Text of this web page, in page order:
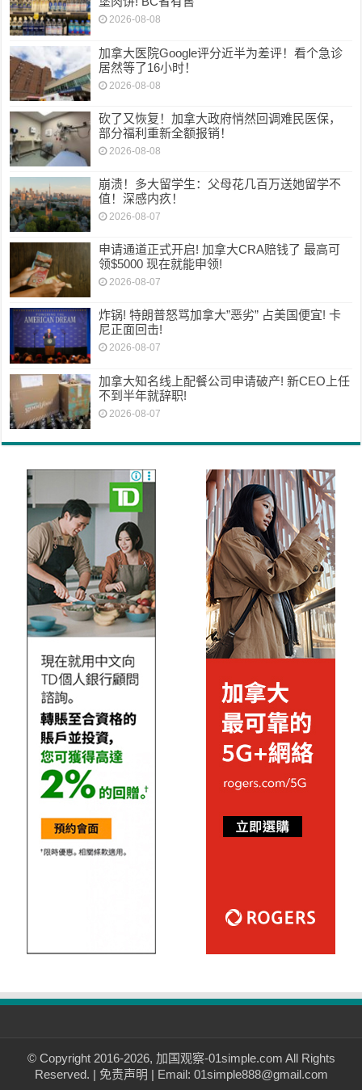
2026-08-08
加拿大医院Google评分近半为差评！看个急诊
居然等了16小时！
2026-08-08
砍了又恢复！加拿大政府悄然回调难民医保，
部分福利重新全额报销！
2026-08-08
崩溃！多大留学生：父母花几百万送她留学不
值！深感内疚！
2026-08-07
申请通道正式开启! 加拿大CRA赔钱了 最高可
领$5000 现在就能申领!
2026-08-07
炸锅! 特朗普怒骂加拿大”恶劣” 占美国便宜! 卡
尼正面回击!
2026-08-07
加拿大知名线上配餐公司申请破产! 新CEO上任
不到半年就辞职!
2026-08-07
© Copyright 2016-2026, 加国观察-01simple.com All Rights
Reserved. | 免责声明 | Email: 01simple888@gmail.com